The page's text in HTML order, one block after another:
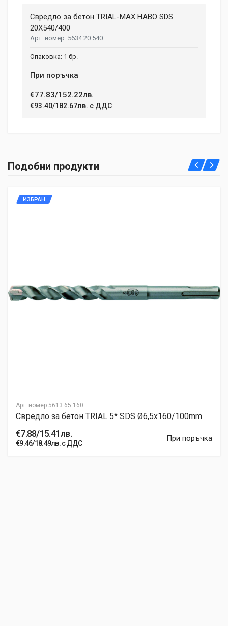
Свредло за бетон TRIAL-MAX HABO SDS
20X540/400
5634 20 540
1 бр.
При поръчка
€77.83/152.22лв.
€93.40/182.67лв. с ДДС
Подобни продукти
Арт. номер 5613 65 160
ИЗБРАН
Свредло за бетон TRIAL 5* SDS Ø6,5x160/100mm
€7.88/15.41лв.
€9.46/18.49лв. с ДДС
При поръчка